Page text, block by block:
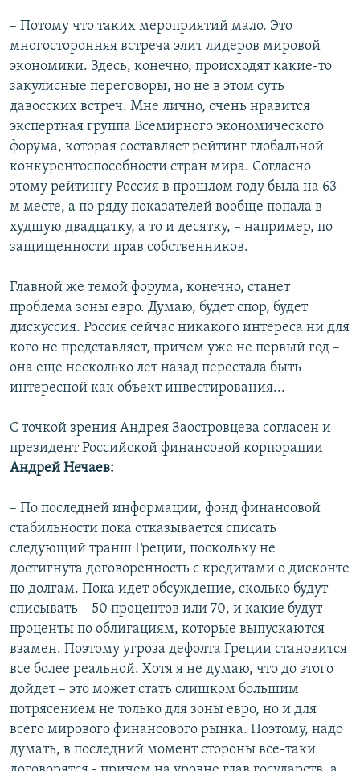
– Потому что таких мероприятий мало. Это
многосторонняя встреча элит лидеров мировой
экономики. Здесь, конечно, происходят какие-то
закулисные переговоры, но не в этом суть
давосских встреч. Мне лично, очень нравится
экспертная группа Всемирного экономического
форума, которая составляет рейтинг глобальной
конкурентоспособности стран мира. Согласно
этому рейтингу Россия в прошлом году была на 63-
м месте, а по ряду показателей вообще попала в
худшую двадцатку, а то и десятку, – например, по
защищенности прав собственников.
Главной же темой форума, конечно, станет
проблема зоны евро. Думаю, будет спор, будет
дискуссия. Россия сейчас никакого интереса ни для
кого не представляет, причем уже не первый год –
она еще несколько лет назад перестала быть
интересной как объект инвестирования...
С точкой зрения Андрея Заостровцева согласен и
президент Российской финансовой корпорации
Андрей Нечаев:
– По последней информации, фонд финансовой
стабильности пока отказывается списать
следующий транш Греции, поскольку не
достигнута договоренность с кредитами о дисконте
по долгам. Пока идет обсуждение, сколько будут
списывать – 50 процентов или 70, и какие будут
проценты по облигациям, которые выпускаются
взамен. Поэтому угроза дефолта Греции становится
все более реальной. Хотя я не думаю, что до этого
дойдет – это может стать слишком большим
потрясением не только для зоны евро, но и для
всего мирового финансового рынка. Поэтому, надо
думать, в последний момент стороны все-таки